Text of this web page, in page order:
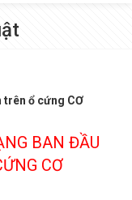
trên ổ cứng CƠ
BAN ĐẦU
CƠ